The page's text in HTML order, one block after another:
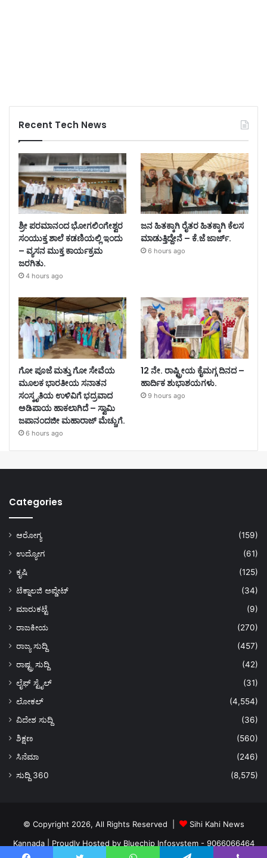
Recent Tech News
ಶ್ರೀ ಪರಮಾನಂದ ಭೋಗಲಿಂಗೇಶ್ವರ
ಸಂಯುಕ್ತ ಶಾಲೆ ಕಡಣಿಯಲ್ಲಿ ಇಂದು
– ವ್ಯಸನ ಮುಕ್ತ ಕಾರ್ಯಕ್ರಮ
ಜರಗಿತು.
4 hours ago
ಜನ ಹಿತಕ್ಕಾಗಿ ರೈತರ ಹಿತಕ್ಕಾಗಿ ಕೆಲಸ
ಮಾಡುತ್ತಿದ್ದೇನೆ – ಕೆ.ಜೆ ಜಾರ್ಜ್.
6 hours ago
ಗೋ ಪೂಜೆ ಮತ್ತು ಗೋ ಸೇವೆಯ
ಮೂಲಕ ಭಾರತೀಯ ಸನಾತನ
ಸಂಸ್ಕೃತಿಯ ಉಳಿವಿಗೆ ಭದ್ರವಾದ
ಅಡಿಪಾಯ ಹಾಕಲಾಗಿದೆ – ಸ್ವಾಮಿ
ಜಪಾನಂದಜೀ ಮಹಾರಾಜ್ ಮೆಚ್ಚುಗೆ.
6 hours ago
12 ನೇ. ರಾಷ್ಟ್ರೀಯ ಕೈಮಗ್ಗ ದಿನದ –
ಹಾರ್ದಿಕ ಶುಭಾಶಯಗಳು.
9 hours ago
Categories
ಆರೋಗ್ಯ
(159)
ಉದ್ಯೋಗ
(61)
ಕೃಷಿ
(125)
ಟೆಕ್ನಾಲಜಿ ಅಪ್ಡೇಟ್
(34)
ಮಾರುಕಟ್ಟೆ
(9)
ರಾಜಕೀಯ
(270)
ರಾಜ್ಯ ಸುದ್ದಿ
(457)
ರಾಷ್ಟ್ರ ಸುದ್ದಿ
(42)
ಲೈಫ್ ಸ್ಟೈಲ್
(31)
ಲೋಕಲ್
(4,554)
ವಿದೇಶ ಸುದ್ದಿ
(36)
ಶಿಕ್ಷಣ
(560)
ಸಿನೆಮಾ
(246)
ಸುದ್ದಿ 360
(8,575)
© Copyright 2026, All Rights Reserved |
Sihi Kahi News
Kannada| Proudly Hosted by Bluechip Infosystem - 9066066464